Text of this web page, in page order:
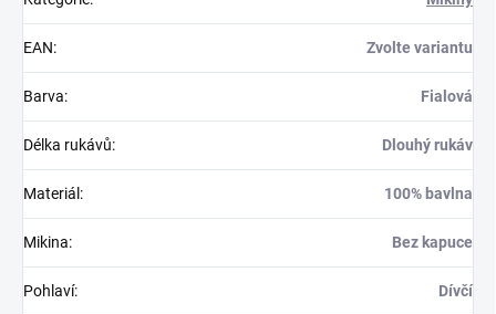
EAN: Zvolte variantu
Barva: Fialová
Délka rukávů: Dlouhý rukáv
Materiál : 100% bavlna
Mikina: Bez kapuce
Pohlaví: Dívčí